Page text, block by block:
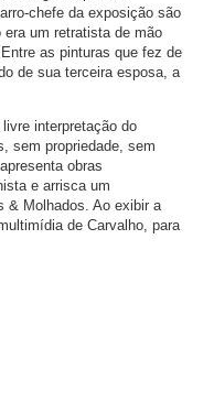
chefe da exposição são
um retratista de mão
as pinturas que fez de
de sua terceira esposa, a
interpretação do
sem propriedade, sem
obras
e arrisca um
& Molhados. Ao exibir a
de Carvalho, para